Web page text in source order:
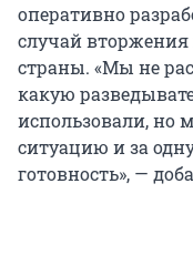
оперативно
случай вторжения
страны. «Мы не
какую
использовали, но
ситуацию и за
готовность», —